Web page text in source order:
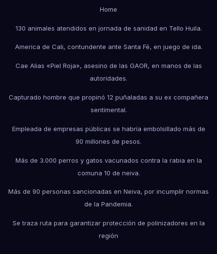
Home
130 animales atendidos en jornada de sanidad en Tello Huila.
America de Cali, contundente ante Santa Fé, en juego de ida.
Cae Alias «Piel Roja», asesino de las GAOR, en manos de las
autoridades.
Capturado hombre que propinó 12 puñaladas a su ex compañera
sentimental.
Empleada de empresas públicas se habría embolsillado más de
90 millones de pesos.
Más de 3.000 perros y gatos vacunados contra la rabia en la
comuna 10 de neiva.
Más de 90 personas sancionadas en Neiva, por incumplir normas
de la Pandemia.
Se traza ruta para garantizar protección de polinizadores en la
región